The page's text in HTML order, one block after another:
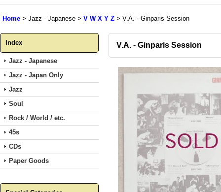
Home > Jazz - Japanese > V W X Y Z > V.A. - Ginparis Session
Index
Jazz - Japanese
Jazz - Japan Only
Jazz
Soul
Rock / World / etc.
45s
CDs
Paper Goods
V.A. - Ginparis Session